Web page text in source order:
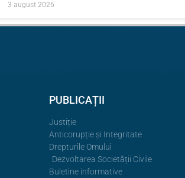
3 august 2026
PUBLICAȚII
Justiție
Anticorupție și Integritate
Drepturile Omului
Dezvoltarea Societății Civile
Buletine informative